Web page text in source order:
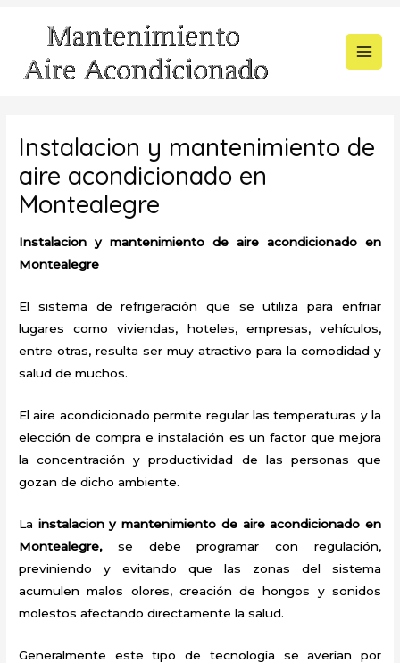
contenido
Instalacion y mantenimiento de
aire acondicionado en
Montealegre
Instalacion y mantenimiento de aire acondicionado en
Montealegre
El sistema de refrigeración que se utiliza para enfriar
lugares como viviendas, hoteles, empresas, vehículos,
entre otras, resulta ser muy atractivo para la comodidad y
salud de muchos.
El aire acondicionado permite regular las temperaturas y la
elección de compra e instalación es un factor que mejora
la concentración y productividad de las personas que
gozan de dicho ambiente.
La instalacion y mantenimiento de aire acondicionado en
Montealegre,se debe programar con regulación,
previniendo y evitando que las zonas del sistema
acumulen malos olores, creación de hongos y sonidos
molestos afectando directamente la salud.
Generalmente este tipo de tecnología se averían por